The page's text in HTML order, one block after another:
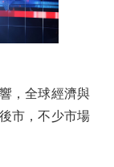
，全球經濟與
市，不少市場